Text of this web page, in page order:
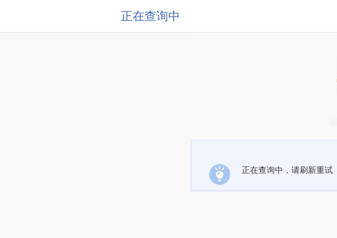
正在查询中
正在查询中，请刷新重试